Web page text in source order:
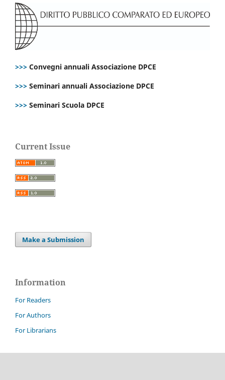
>>> Convegni annuali Associazione DPCE
>>> Seminari annuali Associazione DPCE
>>> Seminari Scuola DPCE
Current Issue
Make a Submission
Information
For Readers
For Authors
For Librarians